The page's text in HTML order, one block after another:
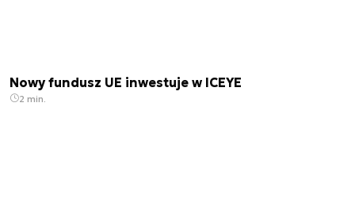
Nowy fundusz UE inwestuje w ICEYE
2 min.